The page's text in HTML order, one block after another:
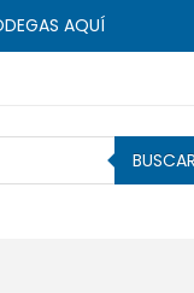
AQUÍ
BUSCAR